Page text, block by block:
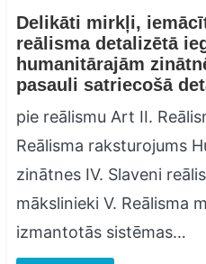
Delikāti mirkļi,
reālisma detalizētā
humanitārajām
pasauli satriecošā
pie reālismu Art II.
Reālisma raksturojums
zinātnes IV. Slaveni
mākslinieki V. Reālisma
izmantotās sistēmas…